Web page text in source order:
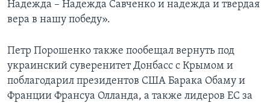
Надежда – Надежда Савченко и надежда и твердая
вера в нашу победу».
Петр Порошенко также пообещал вернуть под
украинский суверенитет Донбасс с Крымом и
поблагодарил президентов США Барака Обаму и
Франции Франсуа Олланда, а также лидеров ЕС за